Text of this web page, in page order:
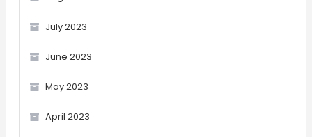
July 2023
June 2023
May 2023
April 2023